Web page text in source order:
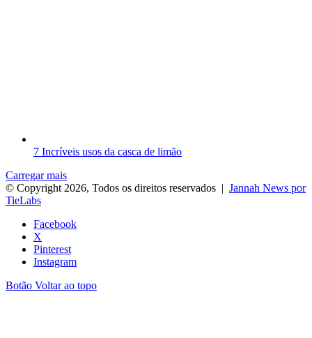
7 Incríveis usos da casca de limão
Carregar mais
© Copyright 2026, Todos os direitos reservados | Jannah News por
TieLabs
Facebook
X
Pinterest
Instagram
Botão Voltar ao topo